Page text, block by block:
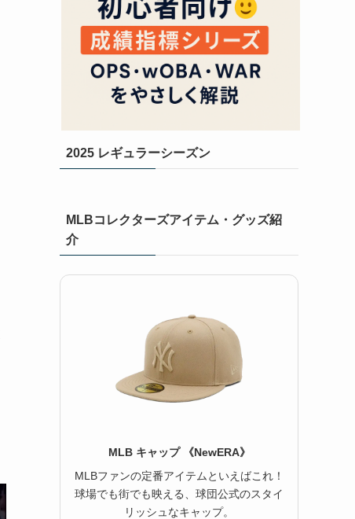
2025 レギュラーシーズン
MLBコレクターズアイテム・グッズ紹
介
MLB キャップ 《NewERA》
MLBファンの定番アイテムといえばこれ！
球場でも街でも映える、球団公式のスタイ
リッシュなキャップ。